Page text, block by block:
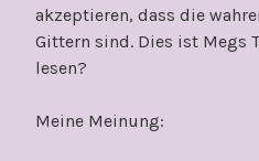
akzeptieren, dass die
Gittern sind. Dies ist Megs
lesen?
Meine Meinung: